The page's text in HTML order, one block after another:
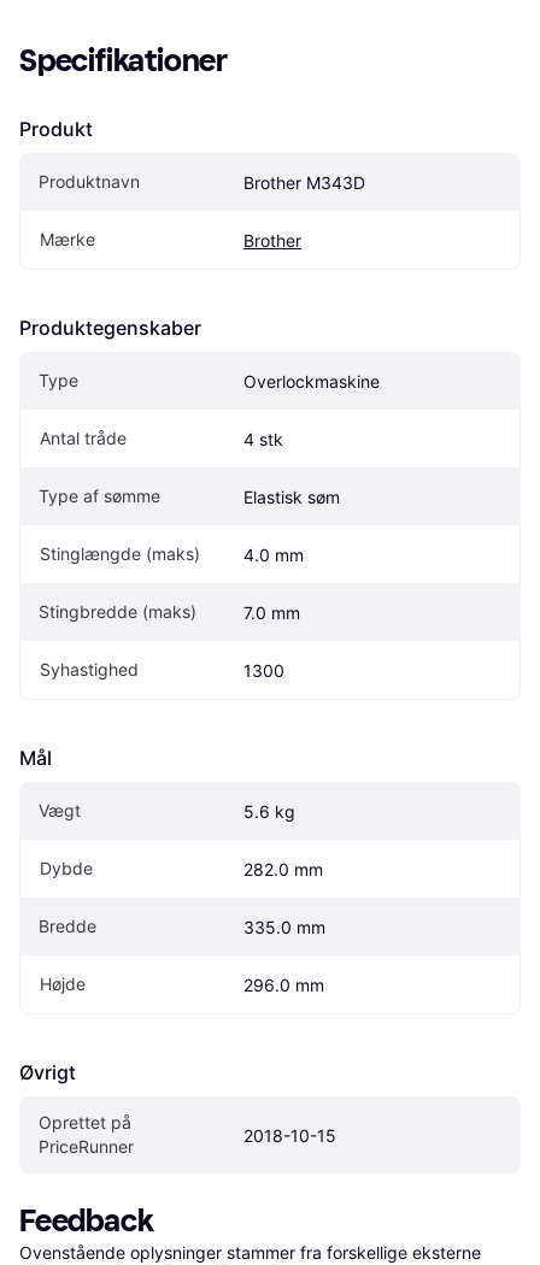
Specifikationer
Produkt
Produktnavn Brother M343D
Mærke Brother
Produktegenskaber
Type Overlockmaskine
Antal tråde 4 stk
Type af sømme Elastisk søm
Stinglængde (maks) 4.0 mm
Stingbredde (maks) 7.0 mm
Syhastighed 1300
Mål
Vægt 5.6 kg
Dybde 282.0 mm
Bredde 335.0 mm
Højde 296.0 mm
Øvrigt
Oprettet på
PriceRunner
2018-10-15
Feedback
Ovenstående oplysninger stammer fra forskellige eksterne